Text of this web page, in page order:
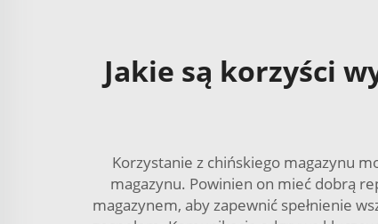
Jakie są korzyści
Korzystanie z chińskiego magazynu
magazynu. Powinien on mieć dobrą
magazynem, aby zapewnić spełnienie